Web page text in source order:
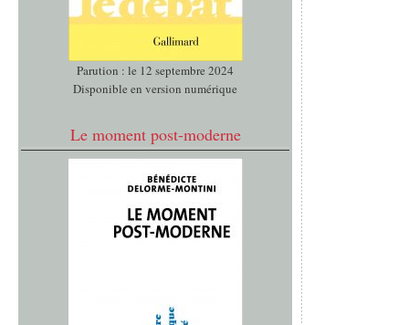
Parution : le 12 septembre 2024
Disponible en version numérique
Le moment post-moderne